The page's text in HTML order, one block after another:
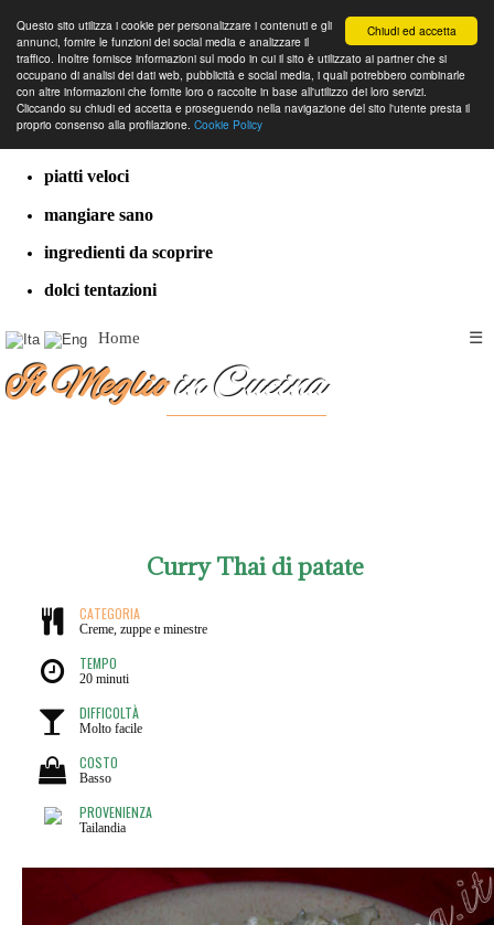
Chiudi ed accetta
Questo sito utilizza i cookie per personalizzare i contenuti e gli
annunci, fornire le funzioni dei social media e analizzare il
traffico. Inoltre fornisce informazioni sul modo in cui il sito è utilizzato ai partner che si
occupano di analisi dei dati web, pubblicità e social media, i quali potrebbero combinarle
con altre informazioni che fornite loro o raccolte in base all'utilizzo dei loro servizi.
Cliccando su chiudi ed accetta e proseguendo nella navigazione del sito l'utente presta il
proprio consenso alla profilazione. Cookie Policy
cucina dal mondo
ricette classiche
piatti veloci
mangiare sano
ingredienti da scoprire
dolci tentazioni
Home ☰
Il Meglioin Cucina
Curry Thai di patate
CATEGORIA
Creme, zuppe e minestre
TEMPO
20 minuti
DIFFICOLTÀ
Molto facile
COSTO
Basso
PROVENIENZA
Tailandia